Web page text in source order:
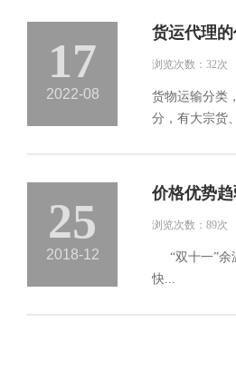
17
2022-08
货运代理
浏览次数：32次
货物运输分类
分，有大宗货
25
2018-12
价格优势
浏览次数：89次
“双十一”余
快...